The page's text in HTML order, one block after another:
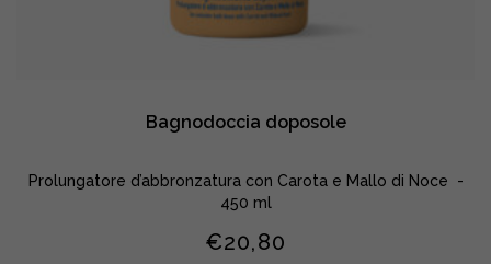
Bagnodoccia doposole
Prolungatore d’abbronzatura con Carota e Mallo di Noce -
450 ml
€20,80